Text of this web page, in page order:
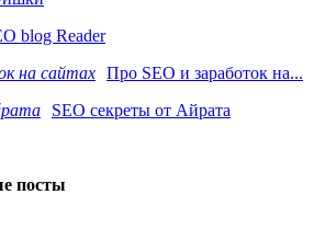
blog Reader
Про SEO и заработок на...
SEO секреты от Айрата
посты